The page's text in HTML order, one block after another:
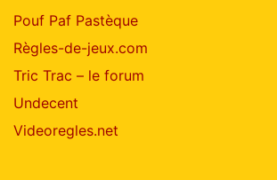
Pouf Paf Pastèque
Règles-de-jeux.com
Tric Trac – le forum
Undecent
Videoregles.net